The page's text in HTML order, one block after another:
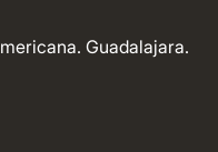
Guadalajara.